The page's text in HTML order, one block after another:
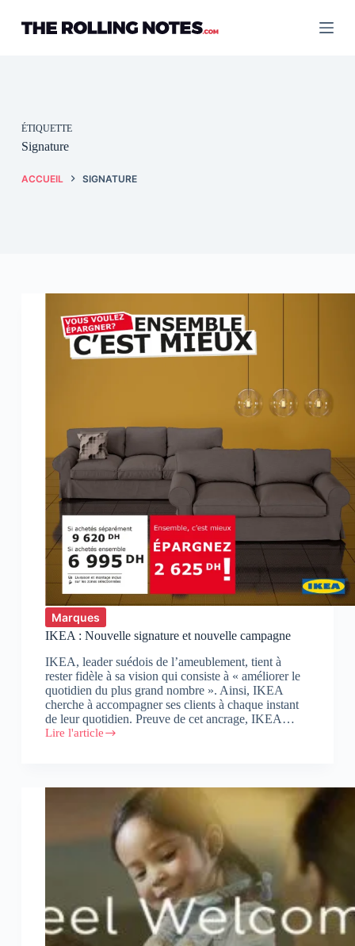
contenu
ÉTIQUETTE
Signature
ACCUEIL SIGNATURE
Marques
IKEA : Nouvelle signature et nouvelle campagne
IKEA, leader suédois de l’ameublement, tient à
rester fidèle à sa vision qui consiste à « améliorer le
quotidien du plus grand nombre ». Ainsi, IKEA
cherche à accompagner ses clients à chaque instant
de leur quotidien. Preuve de cet ancrage, IKEA…
Lire l'article
IKEA